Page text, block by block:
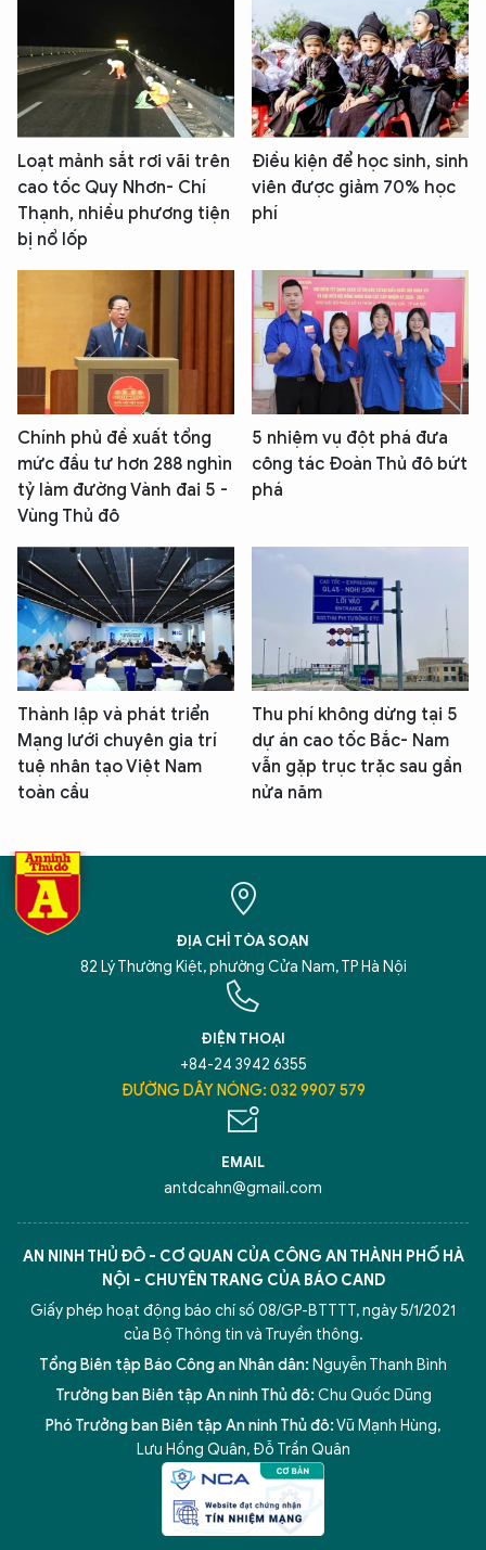
Loạt mảnh sắt rơi vãi trên
cao tốc Quy Nhơn- Chí
Thạnh, nhiều phương tiện
bị nổ lốp
Điều kiện để học sinh, sinh
viên được giảm 70% học
phí
Chính phủ đề xuất tổng
mức đầu tư hơn 288 nghìn
tỷ làm đường Vành đai 5 -
Vùng Thủ đô
5 nhiệm vụ đột phá đưa
công tác Đoàn Thủ đô bứt
phá
Thành lập và phát triển
Mạng lưới chuyên gia trí
tuệ nhân tạo Việt Nam
toàn cầu
Thu phí không dừng tại 5
dự án cao tốc Bắc- Nam
vẫn gặp trục trặc sau gần
nửa năm
ĐỊA CHỈ TÒA SOẠN
82 Lý Thường Kiệt, phường Cửa Nam, TP Hà Nội
ĐIỆN THOẠI
+84-24 3942 6355
ĐƯỜNG DÂY NÓNG: 032 9907 579
EMAIL
antdcahn@gmail.com
AN NINH THỦ ĐÔ - CƠ QUAN CỦA CÔNG AN THÀNH PHỐ HÀ
NỘI - CHUYÊN TRANG CỦA BÁO CAND
Giấy phép hoạt động báo chí số 08/GP-BTTTT, ngày 5/1/2021
của Bộ Thông tin và Truyền thông.
Tổng Biên tập Báo Công an Nhân dân: Nguyễn Thanh Bình
Trưởng ban Biên tập An ninh Thủ đô: Chu Quốc Dũng
Phó Trưởng ban Biên tập An ninh Thủ đô:Vũ Mạnh Hùng,
Lưu Hồng Quân, Đỗ Trần Quân
5 điểm nghẽn của Hà Nội giải pháp xử lý điểm nghẽn của